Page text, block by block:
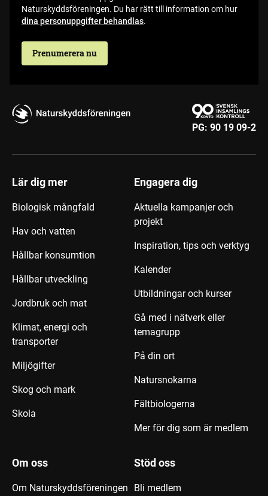
Naturskyddsföreningen. Du har rätt till information om hur
dina personuppgifter behandlas.
Prenumerera nu
PG: 90 19 09-2
Lär dig mer
Biologisk mångfald
Hav och vatten
Hållbar konsumtion
Hållbar utveckling
Jordbruk och mat
Klimat, energi och
transporter
Miljögifter
Skog och mark
Skola
Engagera dig
Aktuella kampanjer och
projekt
Inspiration, tips och verktyg
Kalender
Utbildningar och kurser
Gå med i nätverk eller
temagrupp
På din ort
Natursnokarna
Fältbiologerna
Mer för dig som är medlem
Om oss
Om Naturskyddsföreningen
Stöd oss
Bli medlem